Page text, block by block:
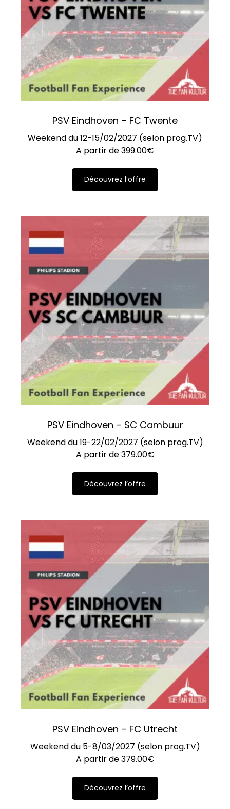
PSV Eindhoven – FC Twente
Weekend du 12-15/02/2027 (selon prog.TV)
A partir de399.00€
Découvrez l’offre
PSV Eindhoven – SC Cambuur
Weekend du 19-22/02/2027 (selon prog.TV)
A partir de379.00€
Découvrez l’offre
PSV Eindhoven – FC Utrecht
Weekend du 5-8/03/2027 (selon prog.TV)
A partir de379.00€
Découvrez l’offre